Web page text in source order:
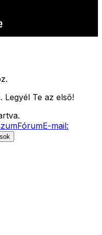
Legyél Te az első!
FórumE-mail: